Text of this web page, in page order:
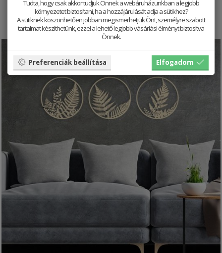
14312 HUF17890 HUF
Tudta, hogy csak akkor tudjuk Önnek a webáruházunkban a legjobb
környezetet biztosítani, ha a hozzájárulását adja a sütikhez?
A sütiknek köszönhetően jobban megismerhetjük Önt, személyre szabott
tartalmat készíthetünk, ezzel a lehető legjobb vásárlási élményt biztosítva
Önnek.
Preferenciák beállítása Elfogadom